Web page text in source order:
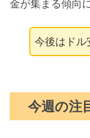
金が集まる傾向
今後はドル
今週の注